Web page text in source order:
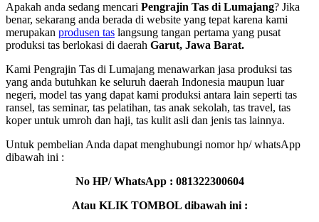
Apakah anda sedang mencari Pengrajin Tas di Lumajang? Jika
benar, sekarang anda berada di website yang tepat karena kami
merupakan produsen tas langsung tangan pertama yang pusat
produksi tas berlokasi di daerah Garut, Jawa Barat.
Kami Pengrajin Tas di Lumajang menawarkan jasa produksi tas
yang anda butuhkan ke seluruh daerah Indonesia maupun luar
negeri, model tas yang dapat kami produksi antara lain seperti tas
ransel, tas seminar, tas pelatihan, tas anak sekolah, tas travel, tas
koper untuk umroh dan haji, tas kulit asli dan jenis tas lainnya.
Untuk pembelian Anda dapat menghubungi nomor hp/ whatsApp
dibawah ini :
No HP/ WhatsApp : 081322300604
Atau KLIK TOMBOL dibawah ini :